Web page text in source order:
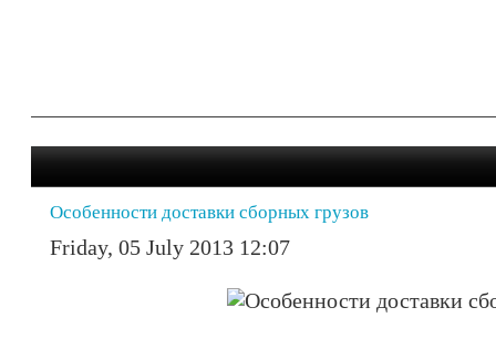
Особенности доставки сборных грузов
Friday, 05 July 2013 12:07